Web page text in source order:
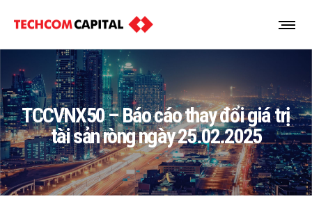
TCCVNX50 – Báo cáo thay đổi giá trị
tài sản ròng ngày 25.02.2025